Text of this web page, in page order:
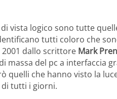
vista logico sono tutte
tutti coloro che
dallo scrittore Mark
massa del pc a interfaccia
quelli che hanno visto la
di tutti i giorni.